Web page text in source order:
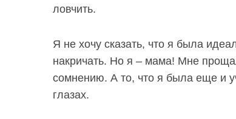
ловчить.
Я не хочу сказать, что я была
накричать. Но я – мама! Мне
сомнению. А то, что я была еще и
глазах.